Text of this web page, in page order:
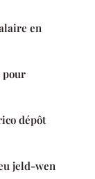
en
pour
dépôt
jeld-wen